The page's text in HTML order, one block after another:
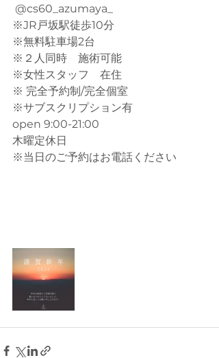
@cs60_azumaya_
※JR戸坂駅徒歩10分
※無料駐車場2台
※２人同時　施術可能
※女性スタッフ　在住
※ 完全予約制/完全個室
※サブスクリプション有
open 9:00-21:00
木曜定休日
※当日のご予約はお電話ください